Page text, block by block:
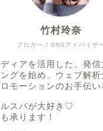
ブロガー / SNSアドバイザ
竹村玲奈
ィアを活用した、発
グを始め、ウェブ解
モーションのお手伝い
スパが大好き♡
承ります！